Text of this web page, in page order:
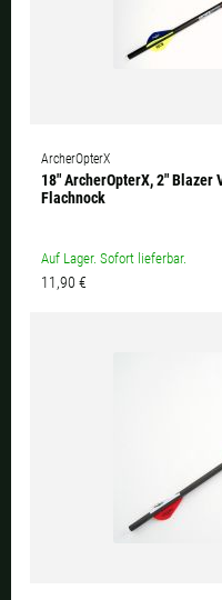
ArcherOpterX
18" ArcherOpterX, 2" Blazer
Flachnock
Auf Lager. Sofort lieferbar.
11,90 €